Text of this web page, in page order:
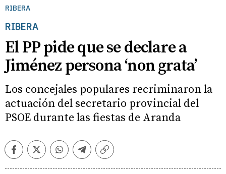
RIBERA
RIBERA
El PP pide que se declare a
Jiménez persona ‘non grata’
Los concejales populares recriminaron la
actuación del secretario provincial del
PSOE durante las fiestas de Aranda
FacebookTwitterWhatsappTelegramCopiar